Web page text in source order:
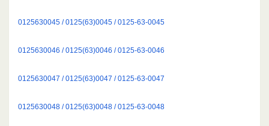
0125630045 / 0125(63)0045 / 0125-63-0045
0125630046 / 0125(63)0046 / 0125-63-0046
0125630047 / 0125(63)0047 / 0125-63-0047
0125630048 / 0125(63)0048 / 0125-63-0048